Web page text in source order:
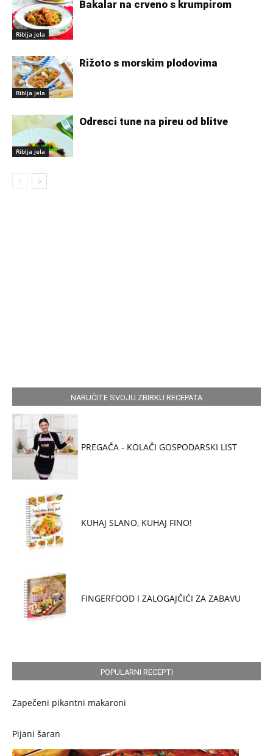
Riblja jela
Bakalar na crveno s krumpirom
Riblja jela
Rižoto s morskim plodovima
Riblja jela
Odresci tune na pireu od blitve
NARUČITE SVOJU ZBIRKU RECEPATA
PREGAČA - KOLAČI GOSPODARSKI LIST
KUHAJ SLANO, KUHAJ FINO!
FINGERFOOD I ZALOGAJČIĆI ZA ZABAVU
POPULARNI RECEPTI
Zapečeni pikantni makaroni
Pijani šaran